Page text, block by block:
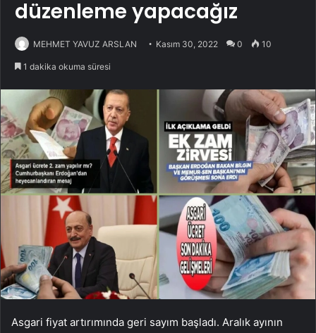
düzenleme yapacağız
MEHMET YAVUZ ARSLAN Kasım 30, 2022 0 10
1 dakika okuma süresi
Asgari fiyat artırımında geri sayım başladı. Aralık ayının